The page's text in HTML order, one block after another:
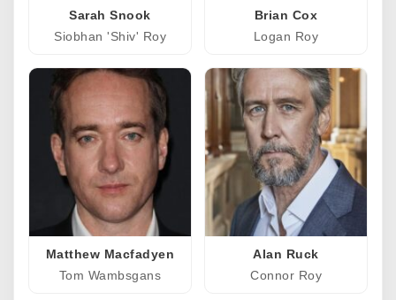
Sarah Snook
Siobhan 'Shiv' Roy
Brian Cox
Logan Roy
Matthew Macfadyen
Tom Wambsgans
Alan Ruck
Connor Roy